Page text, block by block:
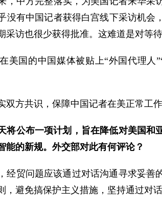
没有中国记者获得白宫线下采访机会
采访也很少获得批准。这难道是对等
美国的中国媒体被贴上“外国代理
双方共识，保障中国记者在美正常工作
将公布一项计划，旨在降低对美国
能的新规。外交部对此有何评论？
经贸问题应该通过对话沟通寻求妥
，避免搞保护主义措施，坚持通过对